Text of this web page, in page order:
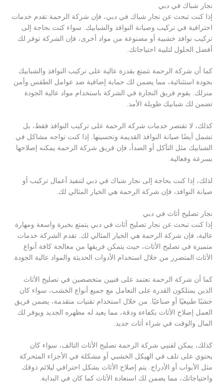
نجار شباك في دبي
إذا كنت تبحث عن نجار شباك في دبي، فإن شركة الرحمة تقدم خدمات
احترافية في تركيب وصيانة النوافذ والشبابيك. سواء كنت بحاجة إلى
تركيب نوافذ خشبية أو مصنوعة من مواد أخرى، فإن الشركة توفر لك
أفضل الحلول لتلبية احتياجاتك.
كما أن شركة الرحمة تتمتع بقدرة عالية على تركيب النوافذ والشبابيك
بجودة استثنائية، مما يضمن لك حماية إضافية ضد عوامل الطقس وأمن
منزلك. يقوم فريق النجارة في الشركة باستخدام مواد عالية الجودة
تضمن لك شبابيك طويلة الأمد.
كذلك، لا تقتصر خدمات شركة الرحمة على تركيب النوافذ فقط، بل
تشمل أيضًا صيانة النوافذ القديمة وتحسينها. إذا كنت تواجه مشاكل في
الشبابيك مثل التآكل أو الصدأ، فإن فريق شركة الرحمة يمكنه إصلاحها
بسرعة وفعالية.
لذلك، إذا كنت بحاجة إلى نجار شباك في دبي لتنفيذ أعمال تركيب أو
صيانة النوافذ، فإن شركة الرحمة هي الخيار المثالي لك.
نجار تصليح أثاث في دبي
إذا كنت تبحث عن نجار تصليح أثاث في دبي يتمتع بخبرة واسعة ومهارة
عالية، فإن شركة الرحمة هي الخيار المثالي لك. تقدم الشركة خدمات
متميزة في تصليح الأثاث، حيث يتمكن فريقها من معالجة كافة أنواع
الأثاث المتضرر من خلال استخدام الأدوات الحديثة والمواد عالية الجودة.
كما أن شركة الرحمة تعتمد على فنيين متخصصين في تصليح الأثاث
الذين يمتلكون القدرة على التعامل مع جميع أنواع الخشب، سواء كان
خشبًا طبيعيًا أو صناعيًا. من خلال استخدام تقنيات متقدمة، يضمن فريق
العمل إصلاح الأثاث بكفاءة ودقة، مما يعيد له مظهره الجديد ويوفر لك
المال والوقت في شراء أثاث جديد.
كذلك، يمكن لفنيي شركة الرحمة تصليح الأثاث التالف، سواء كان
يحتوي على تلف في الهيكل الخشبي أو مشكلة في الأجزاء المتحركة
مثل الأبواب أو الأدراج. يتم إصلاح الأثاث بشكل احترافي ليلائم ذوقك
واحتياجاتك، مما يضمن لك استعادة الأثاث كما كان في البداية.